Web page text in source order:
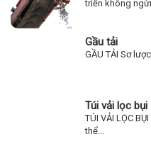
triển không
Gầu tải
GẦU TẢI Sơ
Túi vải lọc bụi
TÚI VẢI LỌC
thể...